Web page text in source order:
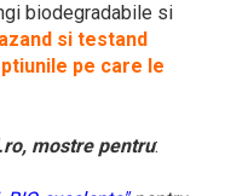
biodegradabile si
si testand
pe care le
mostre pentru: